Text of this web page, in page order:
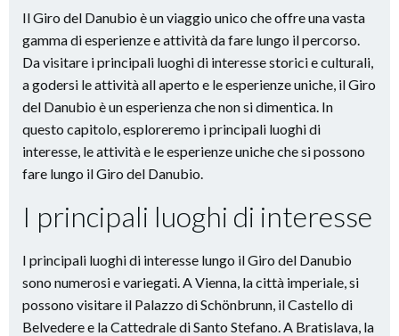
Il Giro del Danubio è un viaggio unico che offre una vasta
gamma di esperienze e attività da fare lungo il percorso.
Da visitare i principali luoghi di interesse storici e culturali,
a godersi le attività all aperto e le esperienze uniche, il Giro
del Danubio è un esperienza che non si dimentica. In
questo capitolo, esploreremo i principali luoghi di
interesse, le attività e le esperienze uniche che si possono
fare lungo il Giro del Danubio.
I principali luoghi di interesse
I principali luoghi di interesse lungo il Giro del Danubio
sono numerosi e variegati. A Vienna, la città imperiale, si
possono visitare il Palazzo di Schönbrunn, il Castello di
Belvedere e la Cattedrale di Santo Stefano. A Bratislava, la